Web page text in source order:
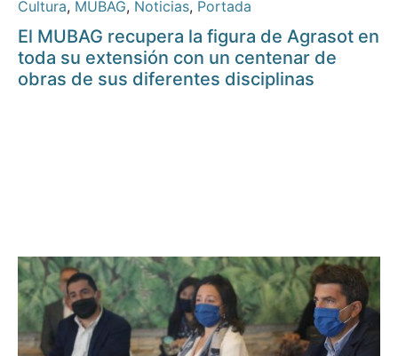
Cultura, MUBAG, Noticias, Portada
El MUBAG recupera la figura de Agrasot en
toda su extensión con un centenar de
obras de sus diferentes disciplinas